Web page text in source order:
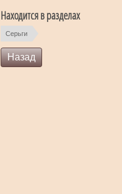
Находится в разделах
Серьги
Назад